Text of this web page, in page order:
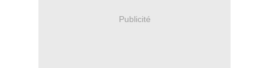
Publicité